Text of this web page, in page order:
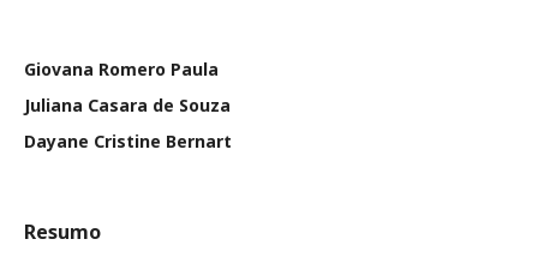
Giovana Romero Paula
Juliana Casara de Souza
Dayane Cristine Bernart
Resumo